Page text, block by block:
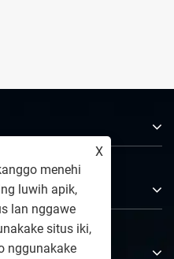
X
menehi
luwih apik,
lan nggawe
situs iki,
nggunakake